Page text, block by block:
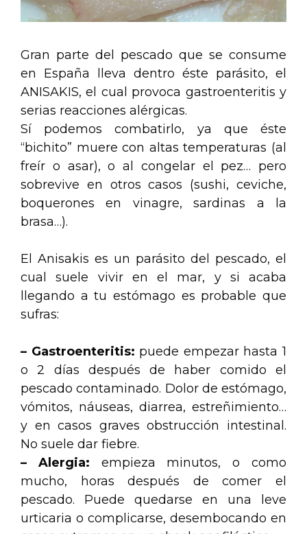
Gran parte del pescado que se consume
en España lleva dentro éste parásito, el
ANISAKIS, el cual provoca gastroenteritis y
serias reacciones alérgicas.
Sí podemos combatirlo, ya que éste
“bichito” muere con altas temperaturas (al
freír o asar), o al congelar el pez… pero
sobrevive en otros casos (sushi, ceviche,
boquerones en vinagre, sardinas a la
brasa…).
El Anisakis es un parásito del pescado, el
cual suele vivir en el mar, y si acaba
llegando a tu estómago es probable que
sufras:
– Gastroenteritis: puede empezar hasta 1
o 2 días después de haber comido el
pescado contaminado. Dolor de estómago,
vómitos, náuseas, diarrea, estreñimiento…
y en casos graves obstrucción intestinal.
No suele dar fiebre.
– Alergia: empieza minutos, o como
mucho, horas después de comer el
pescado. Puede quedarse en una leve
urticaria o complicarse, desembocando en